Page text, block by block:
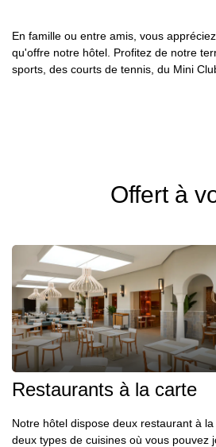
En famille ou entre amis, vous
qu'offre notre hôtel. Profitez de notre
sports, des courts de tennis, du Mini
Offert à
Restaurants à la carte
Notre hôtel dispose deux restaurant à
deux types de cuisines où vous pouvez